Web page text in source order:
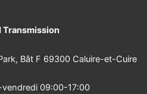
Transmission
Bât F 69300 Caluire-et-Cuire
vendredi 09:00-17:00